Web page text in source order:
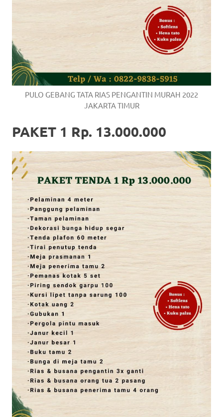
PULO GEBANG TATA RIAS PENGANTIN MURAH 2022
JAKARTA TIMUR
PAKET 1 Rp. 13.000.000